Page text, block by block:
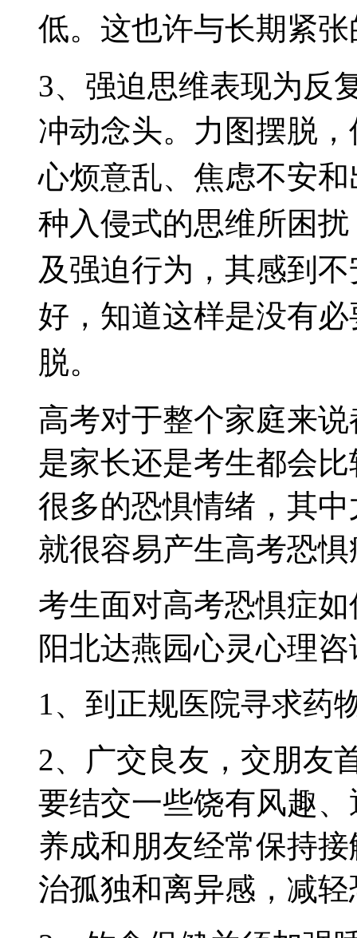
低。这也许与长期紧
3、强迫思维表现为反
冲动念头。 力图摆脱
心烦意乱、焦虑不安
种入侵式的思维所困
及强迫行为，其感到
好，知道这样是没有
脱。
高考对于整个家庭来
是家长还是考生都会
很多的恐惧情绪，其
就很容易产生高考恐惧
考生面对高考恐惧症
阳北达燕园心灵心理
1、到正规医院寻求药
2、广交良友，交朋友
要结交一些饶有风趣
养成和朋友经常保持
治孤独和离异感，减